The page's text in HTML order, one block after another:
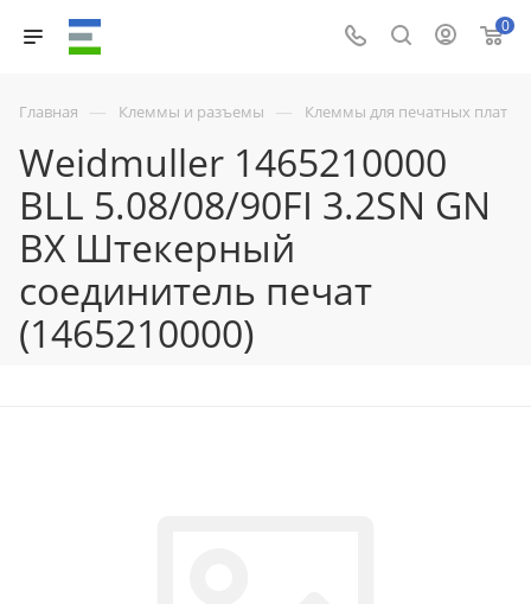
0
Главная — Клеммы и разъемы — Клеммы для печатных плат
Weidmuller 1465210000
BLL 5.08/08/90FI 3.2SN GN
BX Штекерный
соединитель печат
(1465210000)